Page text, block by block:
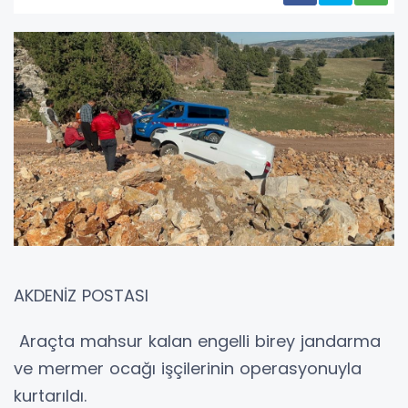
AKDENİZ POSTASI
Araçta mahsur kalan engelli birey jandarma
ve mermer ocağı işçilerinin operasyonuyla
kurtarıldı.